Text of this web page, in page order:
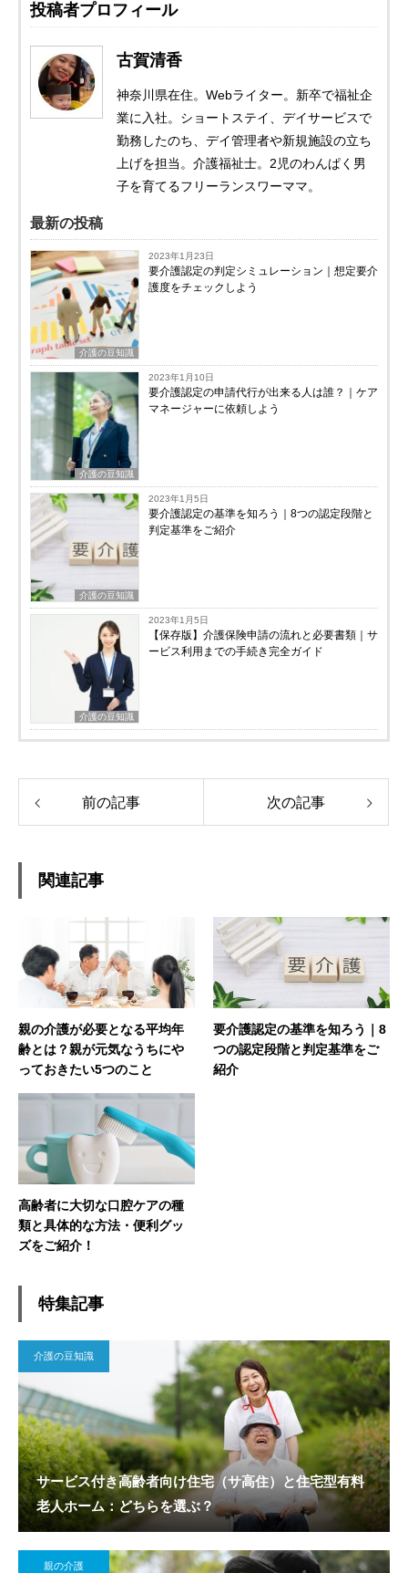
投稿者プロフィール
古賀清香
神奈川県在住。Webライター。新卒で福祉企
業に入社。ショートステイ、デイサービスで
勤務したのち、デイ管理者や新規施設の立ち
上げを担当。介護福祉士。2児のわんぱく男
子を育てるフリーランスワーママ。
最新の投稿
介護の豆知識
2023年1月23日
要介護認定の判定シミュレーション｜想定要介
護度をチェックしよう
介護の豆知識
2023年1月10日
要介護認定の申請代行が出来る人は誰？｜ケア
マネージャーに依頼しよう
介護の豆知識
2023年1月5日
要介護認定の基準を知ろう｜8つの認定段階と
判定基準をご紹介
介護の豆知識
2023年1月5日
【保存版】介護保険申請の流れと必要書類｜サ
ービス利用までの手続き完全ガイド
前の記事 次の記事
関連記事
親の介護が必要となる平均年
齢とは？親が元気なうちにや
っておきたい5つのこと
要介護認定の基準を知ろう｜8
つの認定段階と判定基準をご
紹介
高齢者に大切な口腔ケアの種
類と具体的な方法・便利グッ
ズをご紹介！
特集記事
介護の豆知識
サービス付き高齢者向け住宅（サ高住）と住宅型有料
老人ホーム：どちらを選ぶ？
親の介護